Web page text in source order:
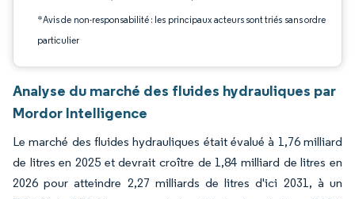
*Avis de non-responsabilité : les principaux acteurs sont triés sans ordre
particulier
Analyse du marché des fluides hydrauliques par
Mordor Intelligence
Le marché des fluides hydrauliques était évalué à 1,76 milliard
de litres en 2025 et devrait croître de 1,84 milliard de litres en
2026 pour atteindre 2,27 milliards de litres d'ici 2031, à un